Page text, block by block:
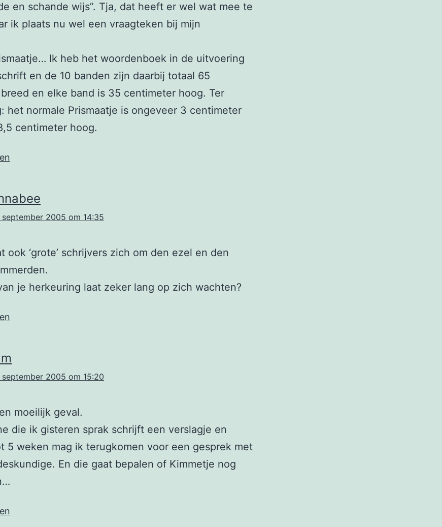
en schande wijs”. Tja, dat heeft er wel wat mee te
ik plaats nu wel een vraagteken bij mijn
Ik heb het woordenboek in de uitvoering
en de 10 banden zijn daarbij totaal 65
en elke band is 35 centimeter hoog. Ter
het normale Prismaatje is ongeveer 3 centimeter
centimeter hoog.
september 2005 om 14:35
ook ‘grote’ schrijvers zich om den ezel en den
je herkeuring laat zeker lang op zich wachten?
september 2005 om 15:20
moeilijk geval.
die ik gisteren sprak schrijft een verslagje en
5 weken mag ik terugkomen voor een gesprek met
En die gaat bepalen of Kimmetje nog